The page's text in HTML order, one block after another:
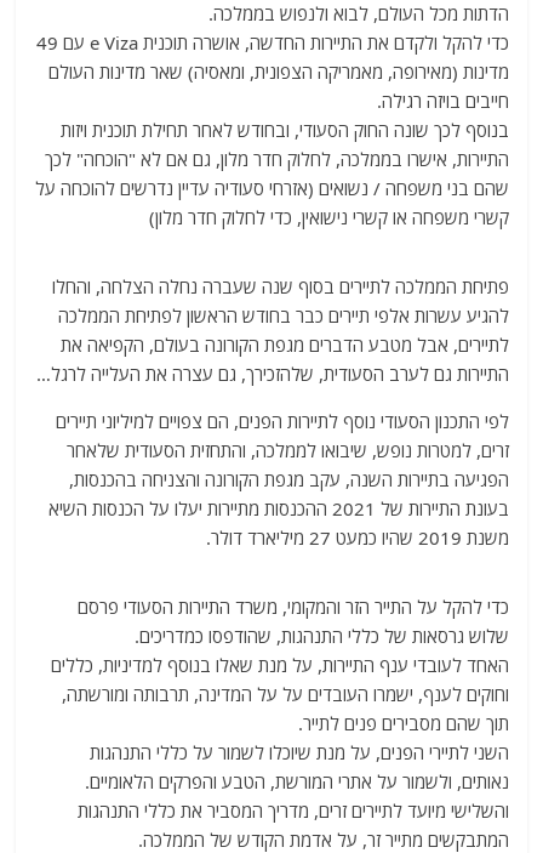
הדתות מכל העולם, לבוא ולנפוש בממלכה.
כדי להקל ולקדם את התיירות החדשה, אושרה תוכנית e Viza עם 49
מדינות (מאירופה, מאמריקה הצפונית, ומאסיה) שאר מדינות העולם
חייבים בויזה רגילה.
בנוסף לכך שונה החוק הסעודי, ובחודש לאחר תחילת תוכנית ויזות
התיירות, אישרו בממלכה, לחלוק חדר מלון, גם אם לא "הוכחה" לכך
שהם בני משפחה / נשואים (אזרחי סעודיה עדיין נדרשים להוכחה על
קשרי משפחה או קשרי נישואין, כדי לחלוק חדר מלון)
פתיחת הממלכה לתיירים בסוף שנה שעברה נחלה הצלחה, והחלו
להגיע עשרות אלפי תיירים כבר בחודש הראשון לפתיחת הממלכה
לתיירים, אבל מטבע הדברים מגפת הקורונה בעולם, הקפיאה את
התיירות גם לערב הסעודית, שלהזכירך, גם עצרה את העלייה לרגל…
לפי התכנון הסעודי נוסף לתיירות הפנים, הם צפויים למיליוני תיירים
זרים, למטרות נופש, שיבואו לממלכה, והתחזית הסעודית שלאחר
הפגיעה בתיירות השנה, עקב מגפת הקורונה והצניחה בהכנסות,
בעונת התיירות של 2021 ההכנסות מתיירות יעלו על הכנסות השיא
משנת 2019 שהיו כמעט 27 מיליארד דולר.
כדי להקל על התייר הזר והמקומי, משרד התיירות הסעודי פרסם
שלוש גרסאות של כללי התנהגות, שהודפסו כמדריכים.
האחד לעובדי ענף התיירות, על מנת שאלו בנוסף למדיניות, כללים
וחוקים לענף, ישמרו העובדים על על המדינה, תרבותה ומורשתה,
תוך שהם מסבירים פנים לתייר.
השני לתיירי הפנים, על מנת שיוכלו לשמור על כללי התנהגות
נאותים, ולשמור על אתרי המורשת, הטבע והפרקים הלאומיים.
והשלישי מיועד לתיירים זרים, מדריך המסביר את כללי התנהגות
המתבקשים מתייר זר, על אדמת הקודש של הממלכה.